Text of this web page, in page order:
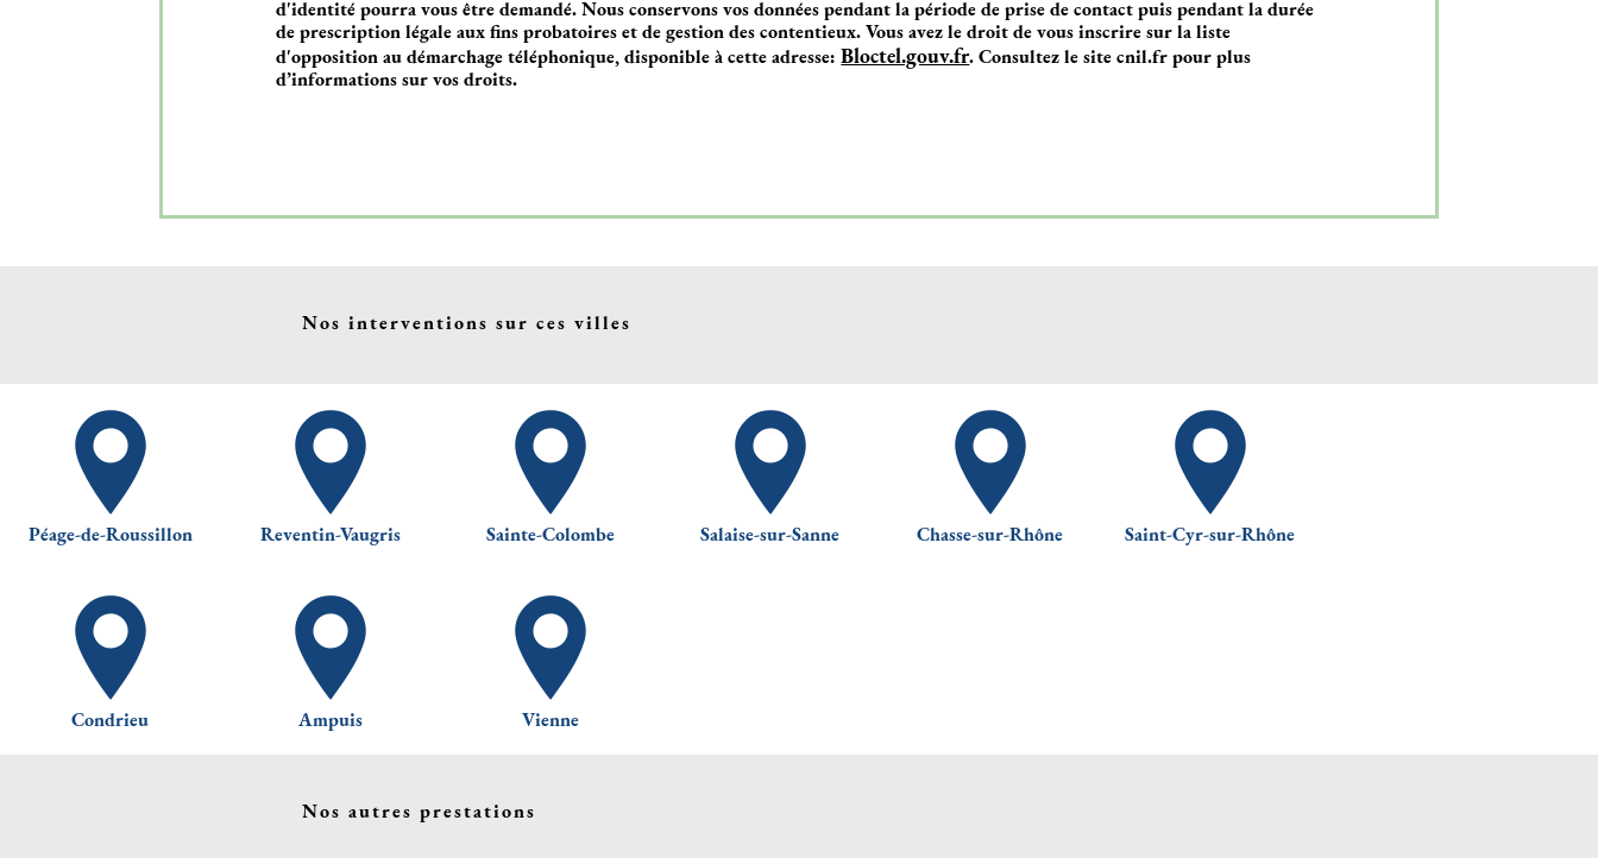
d'identité pourra vous être demandé. Nous conservons vos données pendant la période de prise de contact puis pendant la durée
de prescription légale aux fins probatoires et de gestion des contentieux. Vous avez le droit de vous inscrire sur la liste
d'opposition au démarchage téléphonique, disponible à cette adresse:Bloctel.gouv.fr. Consultez le site cnil.fr pour plus
d’informations sur vos droits.
Nos interventions sur ces villes
Péage-de-Roussillon Reventin-Vaugris Sainte-Colombe Salaise-sur-Sanne Chasse-sur-Rhône Saint-Cyr-sur-Rhône
Condrieu Ampuis Vienne
Nos autres prestations